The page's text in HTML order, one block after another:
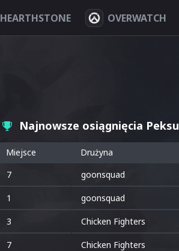
HEARTHSTONE OVERWATCH
Najnowsze osiągnięcia Peksu
Miejsce Drużyna
7
goonsquad
1 goonsquad
3 Chicken Fighters
7 Chicken Fighters